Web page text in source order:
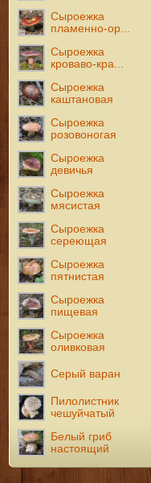
Сыроежка
пламенно-ор...
Сыроежка
кроваво-кра...
Сыроежка
каштановая
Сыроежка
розовоногая
Сыроежка
девичья
Сыроежка
мясистая
Сыроежка
сереющая
Сыроежка
пятнистая
Сыроежка
пищевая
Сыроежка
оливковая
Серый варан
Пилолистник
чешуйчатый
Белый гриб
настоящий